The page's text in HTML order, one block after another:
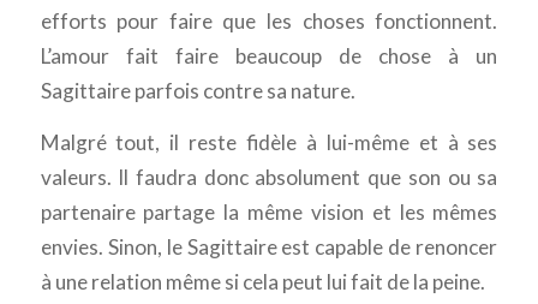
efforts pour faire que les choses fonctionnent.
L’amour fait faire beaucoup de chose à un
Sagittaire parfois contre sa nature.
Malgré tout, il reste fidèle à lui-même et à ses
valeurs. Il faudra donc absolument que son ou sa
partenaire partage la même vision et les mêmes
envies. Sinon, le Sagittaire est capable de renoncer
à une relation même si cela peut lui fait de la peine.